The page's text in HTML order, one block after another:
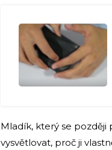
Mladík, který se později
vysvětlovat, proč ji